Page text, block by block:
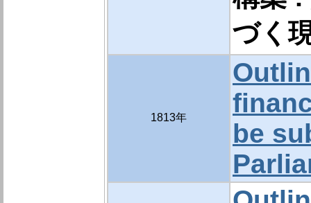
づく
1813年
be